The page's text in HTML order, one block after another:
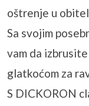
oštrenje u
Sa svojim
vam da
glatkoćom za
S DICKORON